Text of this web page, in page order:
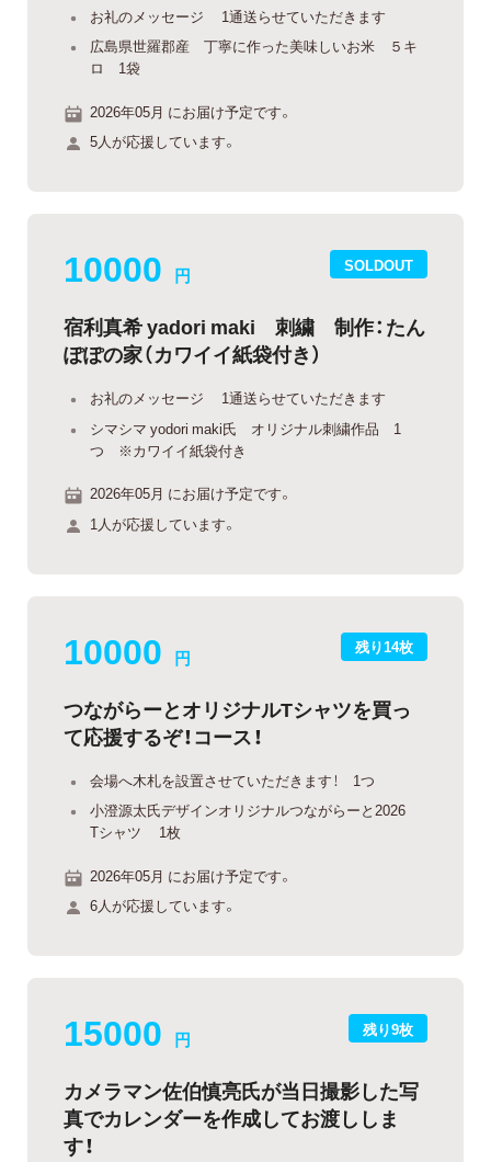
お礼のメッセージ 1通送らせていただきます
広島県世羅郡産 丁寧に作った美味しいお米 ５キ
ロ 1袋
2026年05月 にお届け予定です。
5人が応援しています。
SOLDOUT
10000 円
宿利真希 yadori maki 刺繍 制作：たん
ぽぽの家（カワイイ紙袋付き）
お礼のメッセージ 1通送らせていただきます
シマシマ yodori maki氏 オリジナル刺繍作品 1
つ ※カワイイ紙袋付き
2026年05月 にお届け予定です。
1人が応援しています。
残り14枚
10000 円
つながらーとオリジナルTシャツを買っ
て応援するぞ！コース！
会場へ木札を設置させていただきます！ 1つ
小澄源太氏デザインオリジナルつながらーと2026
Tシャツ 1枚
2026年05月 にお届け予定です。
6人が応援しています。
残り9枚
15000 円
カメラマン佐伯慎亮氏が当日撮影した写
真でカレンダーを作成してお渡ししま
す！